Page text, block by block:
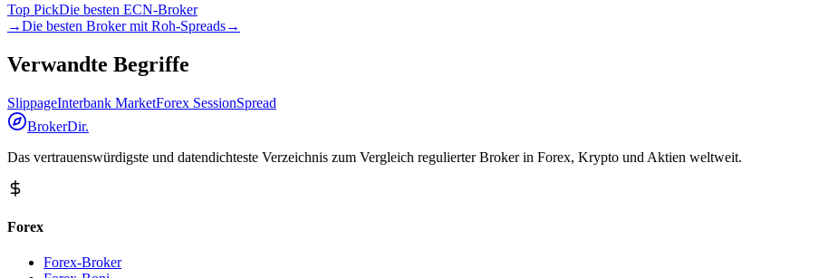
Top PickDie besten ECN-Broker
→Die besten Broker mit Roh-Spreads→
Verwandte Begriffe
SlippageInterbank MarketForex SessionSpread
BrokerDir.
Das vertrauenswürdigste und datendichteste Verzeichnis zum Vergleich regulierter Broker in Forex, Krypto und Aktien weltweit.
Forex
Forex-Broker